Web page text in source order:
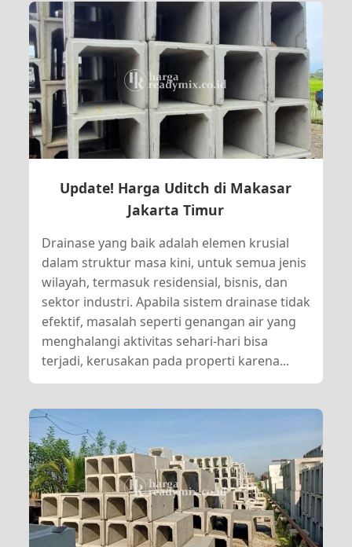
Update! Harga Uditch di Makasar
Jakarta Timur
Drainase yang baik adalah elemen krusial
dalam struktur masa kini, untuk semua jenis
wilayah, termasuk residensial, bisnis, dan
sektor industri. Apabila sistem drainase tidak
efektif, masalah seperti genangan air yang
menghalangi aktivitas sehari-hari bisa
terjadi, kerusakan pada properti karena...